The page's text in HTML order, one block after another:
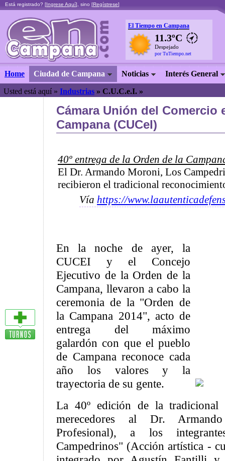
Está registrado? [Ingrese Aquí], sino [Regístrese]
El Tiempo en Campana
11.3ºC
Despejado
por TuTiempo.net
Home Ciudad de Campana Noticias Interés General
Usted está aquí » Industrias » C.U.C.e.I. »
Cámara Unión del Comercio
Campana (CUCeI)
40º entrega de la Orden de la
El Dr. Armando Moroni, Los
recibieron el tradicional
Vía https://
En la noche de ayer, la
CUCEI y el Concejo
Ejecutivo de la Orden de la
Campana, llevaron a cabo la
ceremonia de la "Orden de
la Campana 2014", acto de
entrega del máximo
galardón con que el pueblo
de Campana reconoce cada
año los valores y la
trayectoria de su gente.
La 40º edición de la tradicional
merecedores al Dr.
Profesional), a los
Campedrinos" (Acción artística -